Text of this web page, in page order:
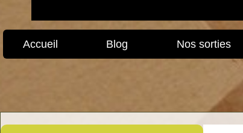
Accueil Blog Nos sorties